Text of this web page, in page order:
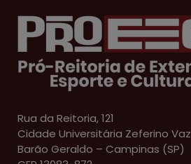
Rua da Reitoria, 121
Cidade Universitária Zeferino Vaz
Barão Geraldo – Campinas (SP)